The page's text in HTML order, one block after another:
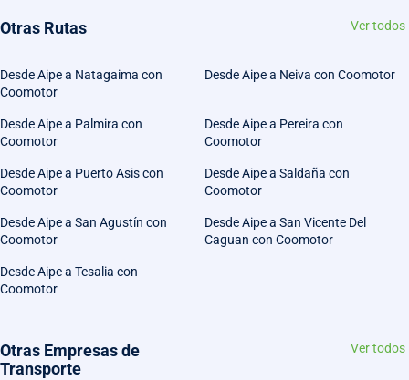
Otras Rutas Ver todos
Desde Aipe a Natagaima con
Coomotor
Desde Aipe a Neiva con Coomotor
Desde Aipe a Palmira con
Coomotor
Desde Aipe a Pereira con
Coomotor
Desde Aipe a Puerto Asis con
Coomotor
Desde Aipe a Saldaña con
Coomotor
Desde Aipe a San Agustín con
Coomotor
Desde Aipe a San Vicente Del
Caguan con Coomotor
Desde Aipe a Tesalia con
Coomotor
Otras Empresas de
Transporte
Ver todos